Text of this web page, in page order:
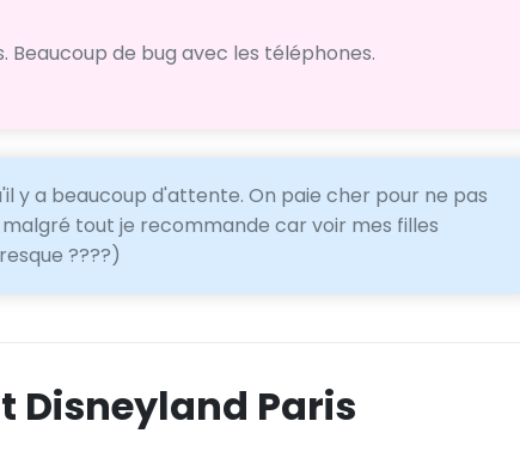
Beaucoup de bug avec les téléphones.
y a beaucoup d'attente. On paie cher pour ne pas
tout je recommande car voir mes filles
????)
Disneyland Paris